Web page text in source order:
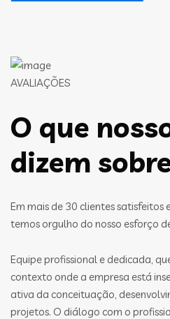
AVALIAÇÕES
O que
dizem
Em mais de 30 clientes satisfeitos
temos orgulho do nosso esforço
Equipe profissional e dedicada,
contexto onde a empresa está
ativa da conceituação,
projetos. O diálogo com o